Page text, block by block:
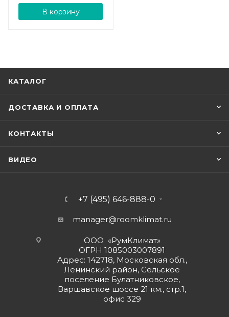
В корзину
КАТАЛОГ
ДОСТАВКА И ОПЛАТА
КОНТАКТЫ
ВИДЕО
+7 (495) 646-888-0
manager@roomklimat.ru
ООО «РумКлимат»
ОГРН 1085003007891
Адрес: 142718, Московская обл.,
Ленинский район, Сельское
поселение Булатниковское,
Варшавское шоссе 21 км., стр.1,
офис 329